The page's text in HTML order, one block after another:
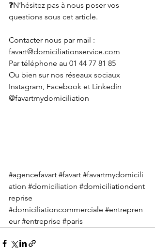
❓N’hésitez pas à nous poser vos
questions sous cet article.
Contacter nous par mail :
favart@domiciliationservice.com
Par téléphone au 01 44 77 81 85
Ou bien sur nos réseaux sociaux
Instagram, Facebook et Linkedin
@favartmydomiciliation
#agencefavart #favart #favartmydomicili
ation #domiciliation #domiciliationdent
reprise
#domiciliationcommerciale #entrepren
eur #entreprise #paris